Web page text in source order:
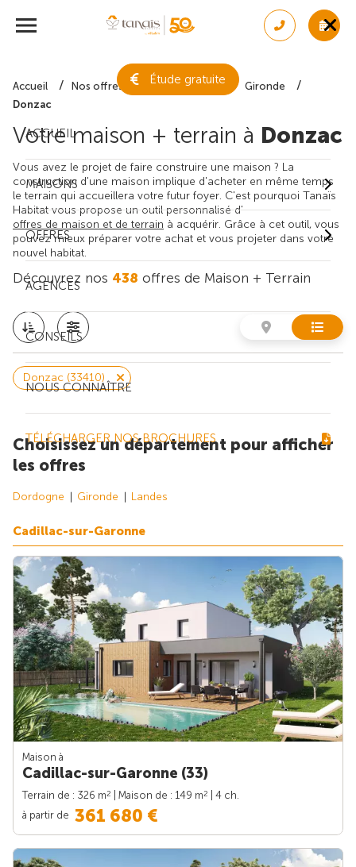
Étude gratuite
ACCUEIL
MAISONS
OFFRES
AGENCES
CONSEILS
NOUS CONNAÎTRE
TÉLÉCHARGER NOS BROCHURES
Accueil Nos offres de maison + terrain
Gironde
Donzac
Votre maison + terrain à Donzac
Vous avez le projet de faire construire une maison ? La
construction d'une maison implique d'acheter en même temps
le terrain qui accueillera votre futur foyer. C'est pourquoi Tanaïs
Habitat vous propose un outil personnalisé d'
offres de maison et de terrain à acquérir. Grâce à cet outil, vous
pouvez mieux préparer votre achat et vous projeter dans votre
nouvel habitat.
Découvrez nos 438 offres de Maison + Terrain
Donzac (33410)
Choisissez un département pour afficher
les offres
Dordogne Gironde Landes
Cadillac-sur-Garonne
Maison à
Cadillac-sur-Garonne (33)
Terrain de : 326 m2 | Maison de : 149 m2
| 4 ch.
à partir de 361 680 €